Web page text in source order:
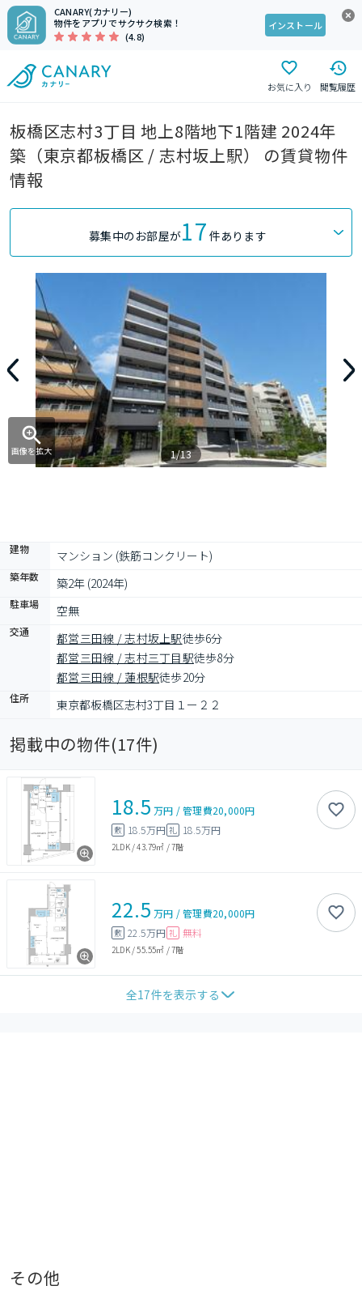
CANARY(カナリー)
物件をアプリでサクサク検索！
(4.8)
インストール
お気に入り 閲覧履歴
板橋区志村3丁目 地上8階地下1階建 2024年
築（東京都板橋区 / 志村坂上駅） の賃貸物件
情報
募集中のお部屋が17 件あります
画像を拡大 1/13
建物 マンション (鉄筋コンクリート)
築年数 築2年 (2024年)
駐車場 空無
交通 都営三田線 / 志村坂上駅徒歩6分
都営三田線 / 志村三丁目駅徒歩8分
都営三田線 / 蓮根駅徒歩20分
住所 東京都板橋区志村3丁目１ー２２
掲載中の物件(17件)
18.5 万円 /管理費20,000円
敷 18.5万円 礼 18.5万円
2LDK/43.79㎡ /7階
22.5 万円 /管理費20,000円
敷 22.5万円 礼 無料
2LDK/55.55㎡ /7階
全17件を表示する
その他